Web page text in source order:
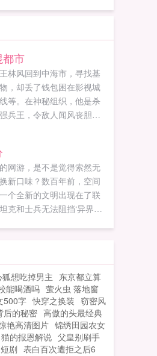
市
林风回到中海市，寻找基
，却丢了钱包困在影视城
等。在神秘组织，他是杀
兵王，令敌人闻风丧胆在
网游，是不是觉得索然无
新口味？数百年前，空间
个全新的文明出现在了联
克和士兵无法阻挡‘异界
世界。时隔多年，异界人
主宰的恐惧，联邦的土地
诱惑，而联邦也产生了更
随时都能够反击甚至取得
景下，异界终端的联邦迎
家。PS求点击，求推荐，
求更新票，求评价，求订
狐想吃掉男主 东京都立算
能喝酒吗 萤火虫 落地窗
500字 快穿之换装 窃密风
后的秘密 高傲的头最经典
艳高清图片 锦绣田园农女
猫的报恩解说 父皇别刷手
剧 表白百次遭拒之后6